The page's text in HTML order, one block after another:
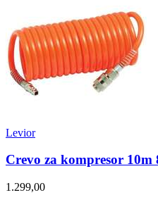
Levior
Crevo za kompresor
1.299,00